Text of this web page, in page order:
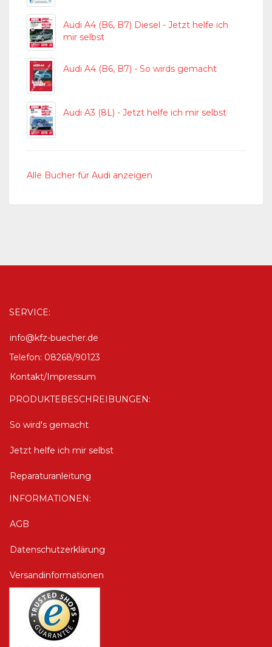
Audi A4 (B6, B7) Diesel - Jetzt helfe ich
mir selbst
Audi A4 (B6, B7) - So wirds gemacht
Audi A3 (8L) - Jetzt helfe ich mir selbst
Alle Bücher für Audi anzeigen
SERVICE:
info@kfz-buecher.de
Telefon: 08268/90123
Kontakt/Impressum
PRODUKTEBESCHREIBUNGEN:
So wird's gemacht
Jetzt helfe ich mir selbst
Reparaturanleitung
INFORMATIONEN:
AGB
Datenschutzerklärung
Versandinformationen